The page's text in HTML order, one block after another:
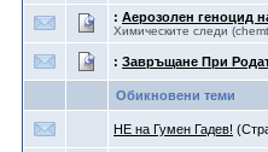
:Аерозолен геноцид
Химическите следи
:Завръщане При
Обикновени теми
НЕ на Гумен Гадев!